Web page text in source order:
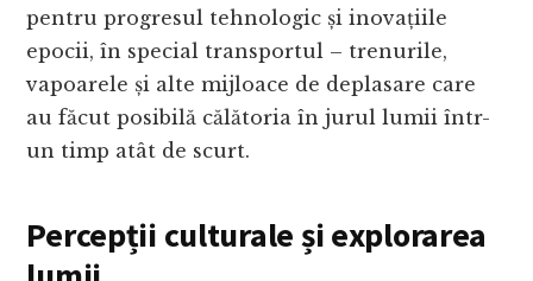
pentru progresul tehnologic și inovațiile
epocii, în special transportul – trenurile,
vapoarele și alte mijloace de deplasare care
au făcut posibilă călătoria în jurul lumii într-
un timp atât de scurt.
Percepții culturale și explorarea